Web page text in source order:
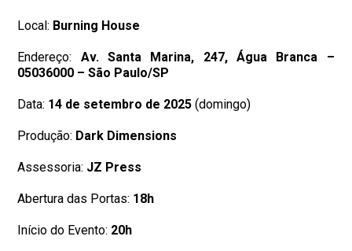
Local: Burning House​
Endereço: Av. Santa Marina, 247, Água Branca –
05036000 – São Paulo/SP
Data: 14 de setembro de 2025 (domingo)​
Produção: Dark Dimensions​
Assessoria: JZ Press​
Abertura das Portas: 18h​
Início do Evento: 20h